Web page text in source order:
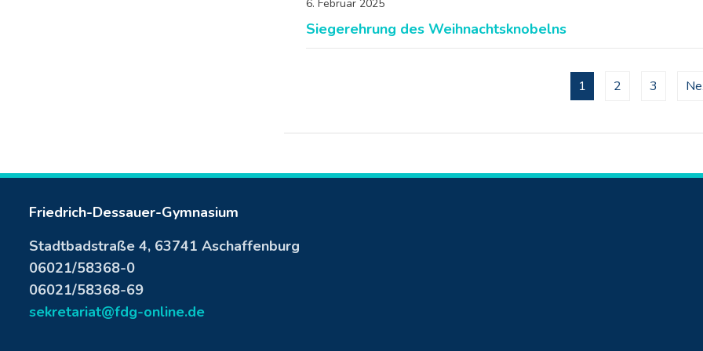
6. Februar 2025
Siegerehrung des Weihnachtsknobelns
1 2 3
Friedrich-Dessauer-Gymnasium
Stadtbadstraße 4, 63741 Aschaffenburg
06021/58368-0
06021/58368-69
sekretariat@fdg-online.de